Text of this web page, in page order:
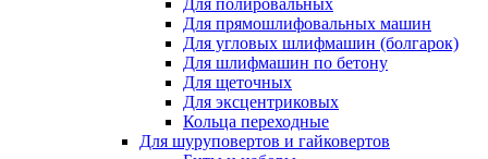
Для полировальных
Для прямошлифовальных машин
Для угловых шлифмашин (болгарок)
Для шлифмашин по бетону
Для щеточных
Для эксцентриковых
Кольца переходные
Для шуруповертов и гайковертов